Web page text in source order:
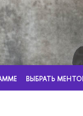
ВЫБРАТЬ